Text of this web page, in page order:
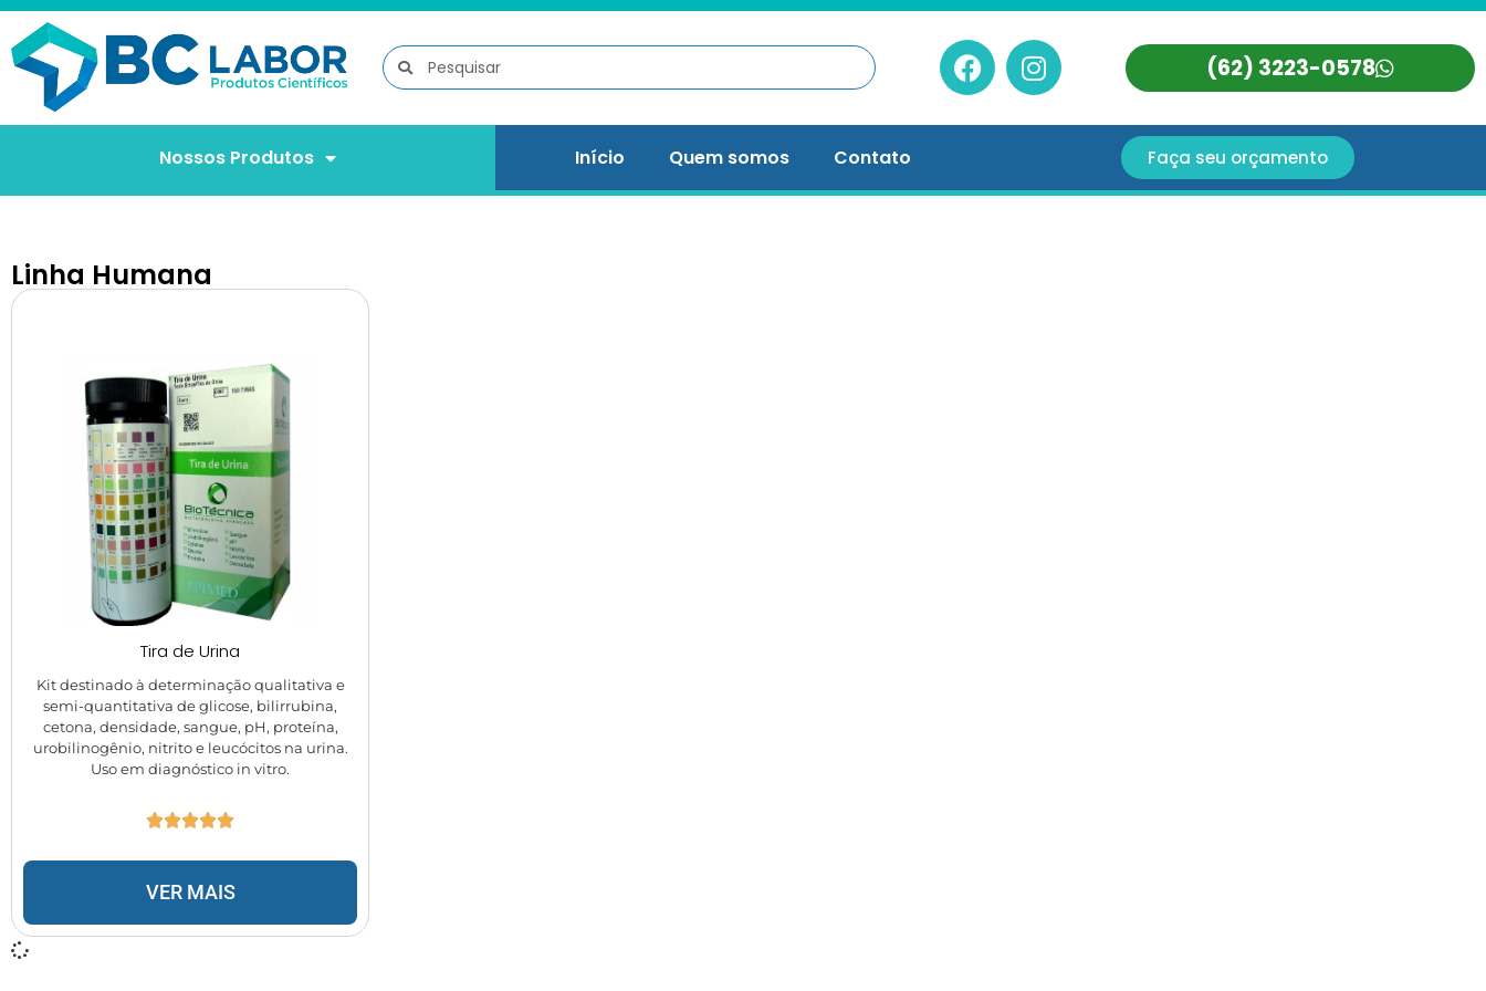
(62) 3223-0578
Nossos Produtos Início Quem somos Contato Faça seu orçamento
Linha Humana
Tira de Urina
Kit destinado à determinação qualitativa e
semi-quantitativa de glicose, bilirrubina,
cetona, densidade, sangue, pH, proteína,
urobilinogênio, nitrito e leucócitos na urina.
Uso em diagnóstico in vitro.
VER MAIS